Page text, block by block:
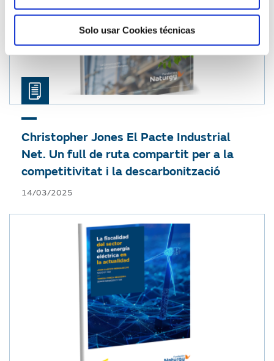
Solo usar Cookies técnicas
Christopher Jones El Pacte Industrial
Net. Un full de ruta compartit per a la
competitivitat i la descarbonització
14/03/2025